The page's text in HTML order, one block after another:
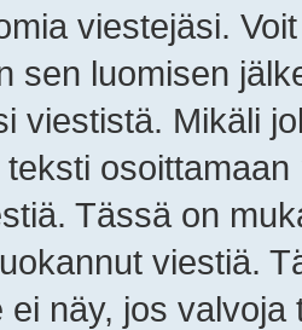
viestejäsi.
sen luomisen
viestistä. Mikäli
teksti
Tässä on
viestiä.
näy, jos